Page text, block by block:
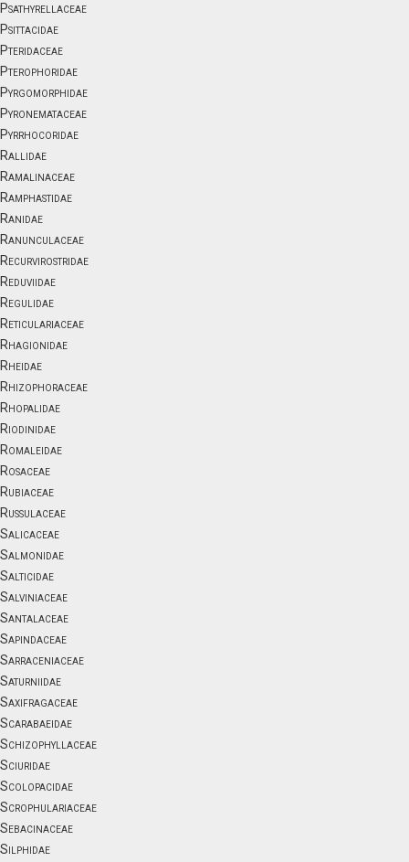
Psathyrellaceae
Psittacidae
Pteridaceae
Pterophoridae
Pyrgomorphidae
Pyronemataceae
Pyrrhocoridae
Rallidae
Ramalinaceae
Ramphastidae
Ranidae
Ranunculaceae
Recurvirostridae
Reduviidae
Regulidae
Reticulariaceae
Rhagionidae
Rheidae
Rhizophoraceae
Rhopalidae
Riodinidae
Romaleidae
Rosaceae
Rubiaceae
Russulaceae
Salicaceae
Salmonidae
Salticidae
Salviniaceae
Santalaceae
Sapindaceae
Sarraceniaceae
Saturniidae
Saxifragaceae
Scarabaeidae
Schizophyllaceae
Sciuridae
Scolopacidae
Scrophulariaceae
Sebacinaceae
Silphidae